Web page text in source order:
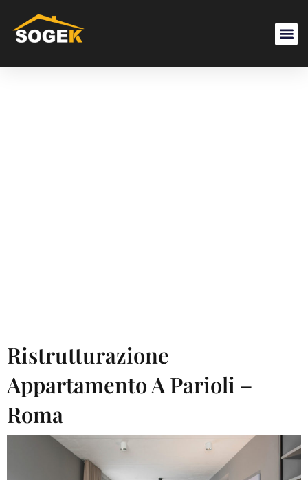
Ristrutturazione
Appartamento A Parioli –
Roma